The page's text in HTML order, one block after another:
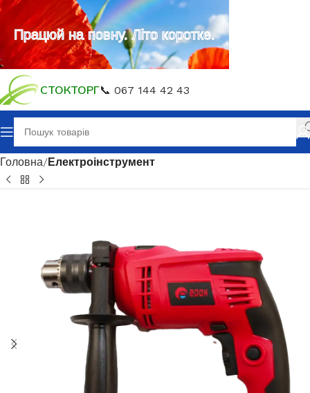
СТОКТОРГ📞 067 144 42 43
Головна Електроінструмент
Працюй на повну. Літо коротке.